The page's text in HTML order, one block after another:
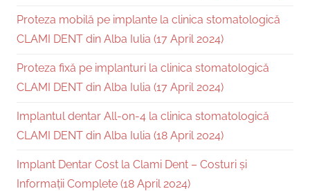
Proteza mobilă pe implante la clinica stomatologică
CLAMI DENT din Alba Iulia (17 April 2024)
Proteza fixă pe implanturi la clinica stomatologică
CLAMI DENT din Alba Iulia (17 April 2024)
Implantul dentar All-on-4 la clinica stomatologică
CLAMI DENT din Alba Iulia (18 April 2024)
Implant Dentar Cost la Clami Dent – Costuri și
Informații Complete (18 April 2024)